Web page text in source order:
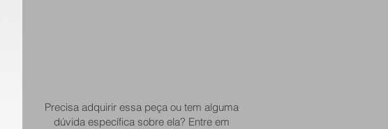
Precisa adquirir essa peça ou tem alguma
dúvida específica sobre ela? Entre em